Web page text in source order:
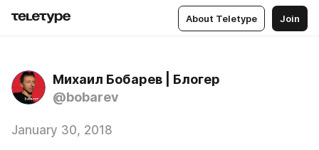
About Teletype Join
Михаил Бобарев | Блогер
@bobarev
January 30, 2018